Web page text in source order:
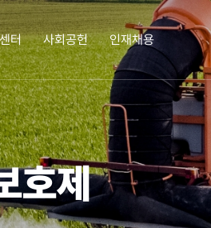
터 사회공헌 인재채용
홍보센터
책자ㆍ리플렛
카드뉴스
사회공헌
한광호 농업상
화정박물관
인재채용
인재채용
호제